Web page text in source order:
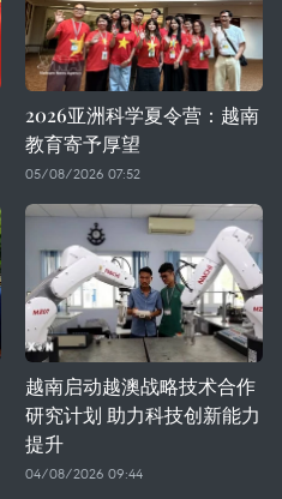
2026亚洲科学夏令营：越南
教育寄予厚望
05/08/2026 07:52
越南启动越澳战略技术合作
研究计划 助力科技创新能力
提升
04/08/2026 09:44